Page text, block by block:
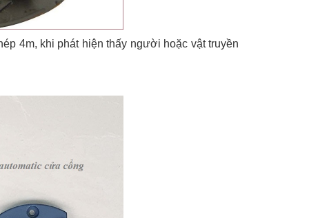
4m, khi phát hiện thấy người hoặc vật truyền